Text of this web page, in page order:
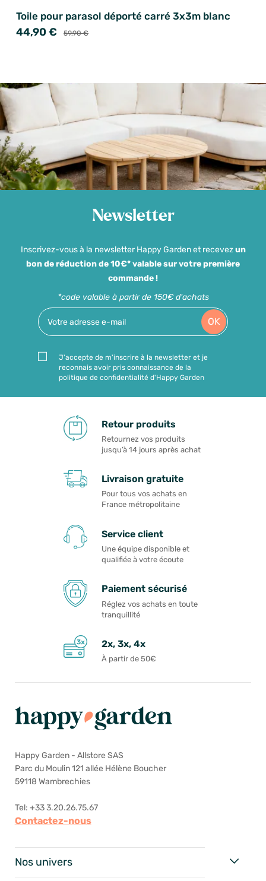
Toile pour parasol déporté carré 3x3m blanc
44,90 € 59,90 €
Newsletter
Inscrivez-vous à la newsletter Happy Garden et recevezun
bon de réduction de 10€* valable sur votre première
commande !
*code valable à partir de 150€ d'achats
OK
J'accepte de m'inscrire à la newsletter et je
reconnais avoir pris connaissance de la
politique de confidentialité d'Happy Garden
Retour produits
Retournez vos produits
jusqu’à 14 jours après achat
Livraison gratuite
Pour tous vos achats en
France métropolitaine
Service client
Une équipe disponible et
qualifiée à votre écoute
Paiement sécurisé
Réglez vos achats en toute
tranquillité
2x, 3x, 4x
À partir de 50€
Happy Garden - Allstore SAS
Parc du Moulin 121 allée Hélène Boucher
59118 Wambrechies
Tel: +33 3.20.26.75.67
Contactez-nous
Nos univers